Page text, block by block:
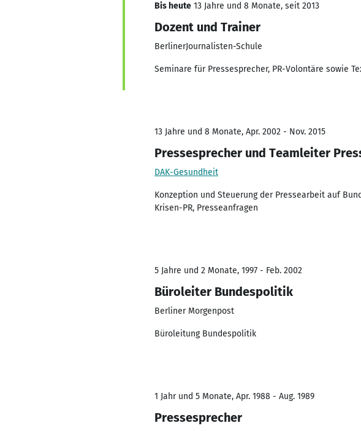
Bis heute 13 Jahre und 8 Monate, seit 2013
Dozent und Trainer
BerlinerJournalisten-Schule
Seminare für Pressesprecher, PR-Volontäre sowie
13 Jahre und 8 Monate, Apr. 2002 - Nov. 2015
Pressesprecher und Teamleiter
DAK-Gesundheit
Konzeption und Steuerung der Pressearbeit auf
Krisen-PR, Presseanfragen
5 Jahre und 2 Monate, 1997 - Feb. 2002
Büroleiter Bundespolitik
Berliner Morgenpost
Büroleitung Bundespolitik
1 Jahr und 5 Monate, Apr. 1988 - Aug. 1989
Pressesprecher